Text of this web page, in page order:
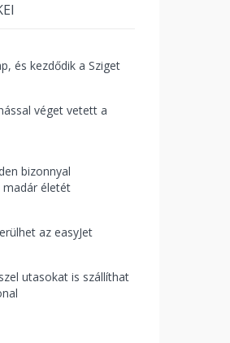
és kezdődik a Sziget
véget vetett a
bizonnyal
életét
az easyJet
utasokat is szállíthat